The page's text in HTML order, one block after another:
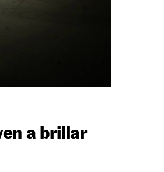
a brillar